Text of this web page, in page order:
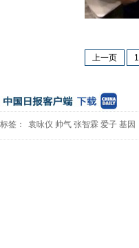
上一页 1
标签： 袁咏仪 帅气 张智霖 爱子 基因